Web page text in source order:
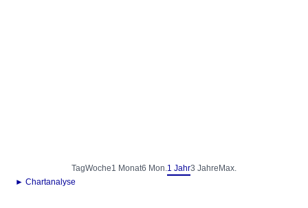
TagWoche1 Monat6 Mon.1 Jahr3 Jahre Max.
► Chartanalyse